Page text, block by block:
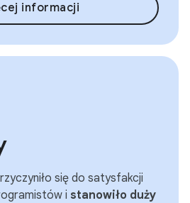
informacji
się do satysfakcji
i stanowiło duży